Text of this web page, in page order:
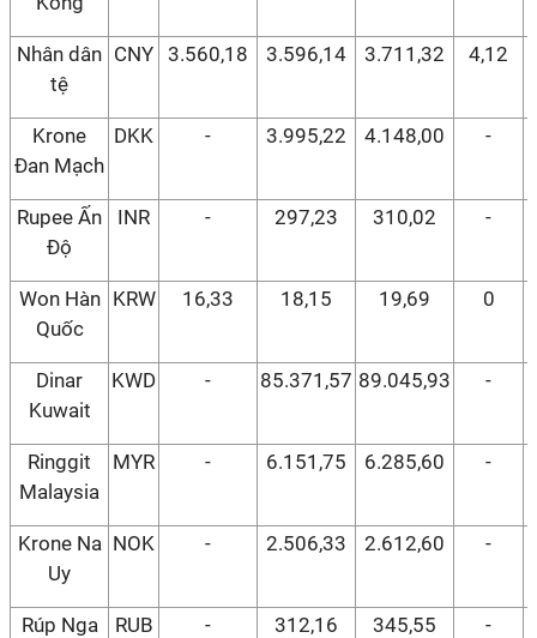
Nhân dân
tệ
CNY 3.560,18 3.596,14 3.711,32 4,12
Krone
Đan Mạch
DKK - 3.995,22 4.148,00 -
Rupee Ấn
Độ
INR - 297,23 310,02 -
Won Hàn
Quốc
KRW 16,33 18,15 19,69 0
Dinar
Kuwait
KWD - 85.371,57 89.045,93 -
Ringgit
Malaysia
MYR - 6.151,75 6.285,60 -
Krone Na
Uy
NOK - 2.506,33 2.612,60 -
Rúp Nga RUB - 312,16 345,55 -